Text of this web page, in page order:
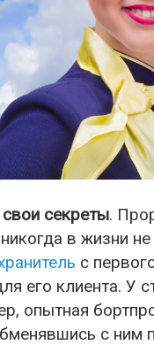
свои секреты.
в жизни
с
его клиента. У
опытная
с ним